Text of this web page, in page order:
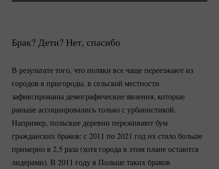
Брак? Дети? Нет, спасибо
В результате того, что поляки все чаще переезжают из
городов в пригороды, в сельской местности
зафиксированы демографические явления, которые
раньше ассоциировались только с урбанистикой.
Например, польские деревни переживают бум
гражданских браков: с 2011 по 2021 год их стало больше
примерно в 2,5 раза (хотя города в этом плане остаются
лидерами). В 2011 году в Польше таких браков